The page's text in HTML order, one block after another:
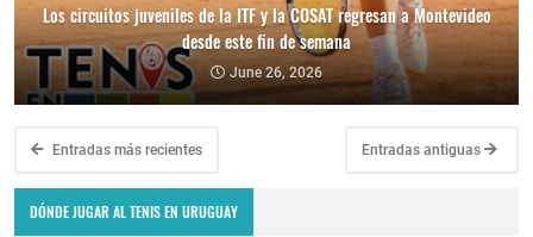
Los circuitos juveniles de la ITF y la COSAT regresan a Montevideo
desde este fin de semana
June 26, 2026
Entradas más recientes Entradas antiguas
DÓNDE JUGAR AL TENIS EN URUGUAY